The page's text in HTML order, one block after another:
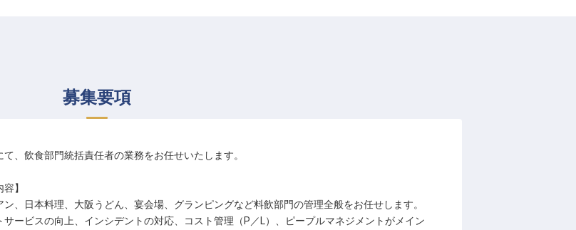
募集要項
、飲食部門統括責任者の業務をお任せいたします。
】
ン、日本料理、大阪うどん、宴会場、グランピングなど料飲部門の管理全般をお任せします。
サービスの向上、インシデントの対応、コスト管理（P／L）、ピープルマネジメントがメイン